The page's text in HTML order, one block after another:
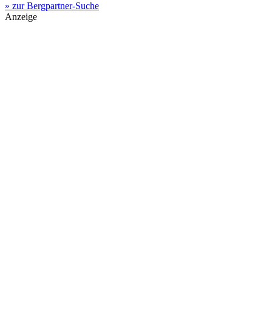
» zur Bergpartner-Suche
Anzeige